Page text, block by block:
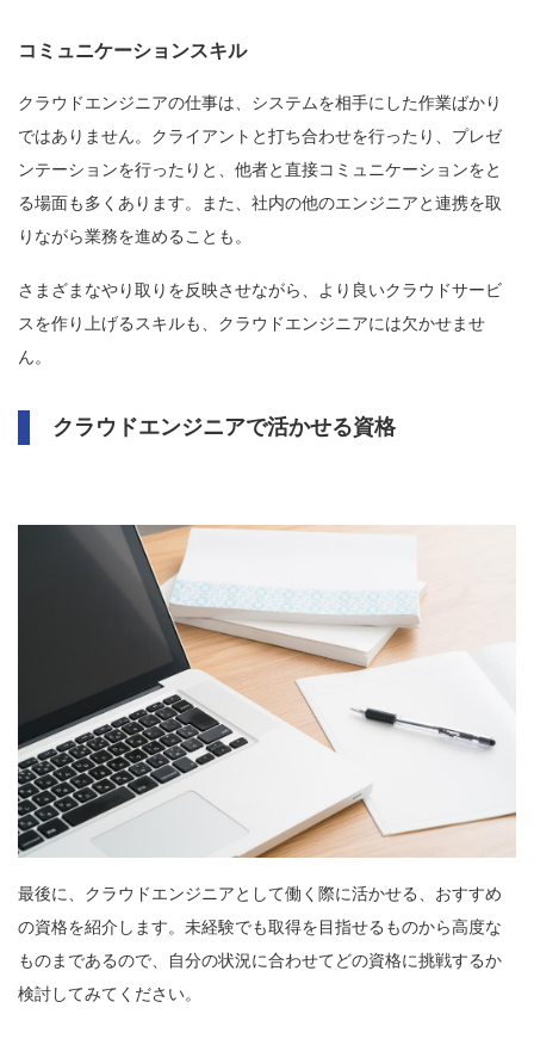
コミュニケーションスキル
クラウドエンジニアの仕事は、システムを相手にした作業ばかり
ではありません。クライアントと打ち合わせを行ったり、プレゼ
ンテーションを行ったりと、他者と直接コミュニケーションをと
る場面も多くあります。また、社内の他のエンジニアと連携を取
りながら業務を進めることも。
さまざまなやり取りを反映させながら、より良いクラウドサービ
スを作り上げるスキルも、クラウドエンジニアには欠かせませ
ん。
クラウドエンジニアで活かせる資格
最後に、クラウドエンジニアとして働く際に活かせる、おすすめ
の資格を紹介します。未経験でも取得を目指せるものから高度な
ものまであるので、自分の状況に合わせてどの資格に挑戦するか
検討してみてください。